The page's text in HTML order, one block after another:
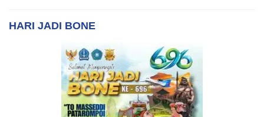
HARI JADI BONE